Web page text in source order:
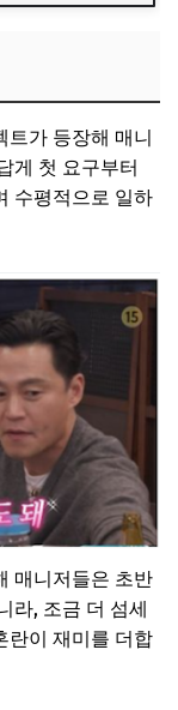
트가 등장해 매니
게 첫 요구부터
수평적으로 일하
매니저들은 초반
라, 조금 더 섬세
란이 재미를 더합